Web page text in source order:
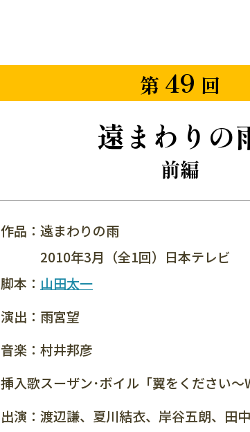
第 49 回
遠まわりの
前編
作品： 遠まわりの雨
2010年3月（全1回）日本テレビ
脚本： 山田太一
演出： 雨宮望
音楽： 村井邦彦
挿入歌：スーザン･ボイル「翼をください〜
出演： 渡辺謙、夏川結衣、岸谷五朗、田中